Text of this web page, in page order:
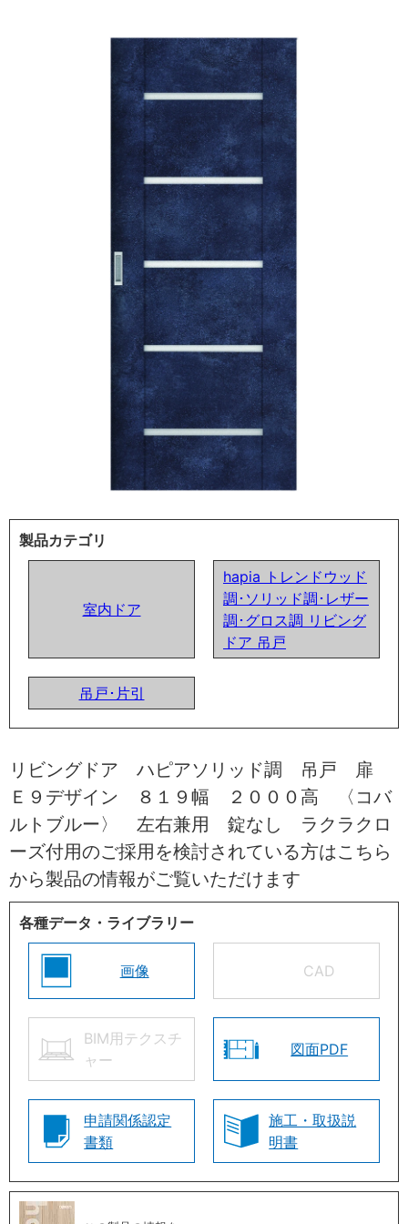
製品カテゴリ
室内ドア
hapia トレンドウッド
調･ソリッド調･レザー
調･グロス調 リビング
ドア 吊戸
吊戸･片引
リビングドア ハピアソリッド調 吊戸 扉
Ｅ９デザイン ８１９幅 ２０００高 〈コバ
ルトブルー〉 左右兼用 錠なし ラクラクロ
ーズ付用のご採用を検討されている方はこちら
から製品の情報がご覧いただけます
各種データ・ライブラリー
画像 CAD
BIM用テクスチ
ャー
図面PDF
申請関係認定
書類
施工・取扱説
明書